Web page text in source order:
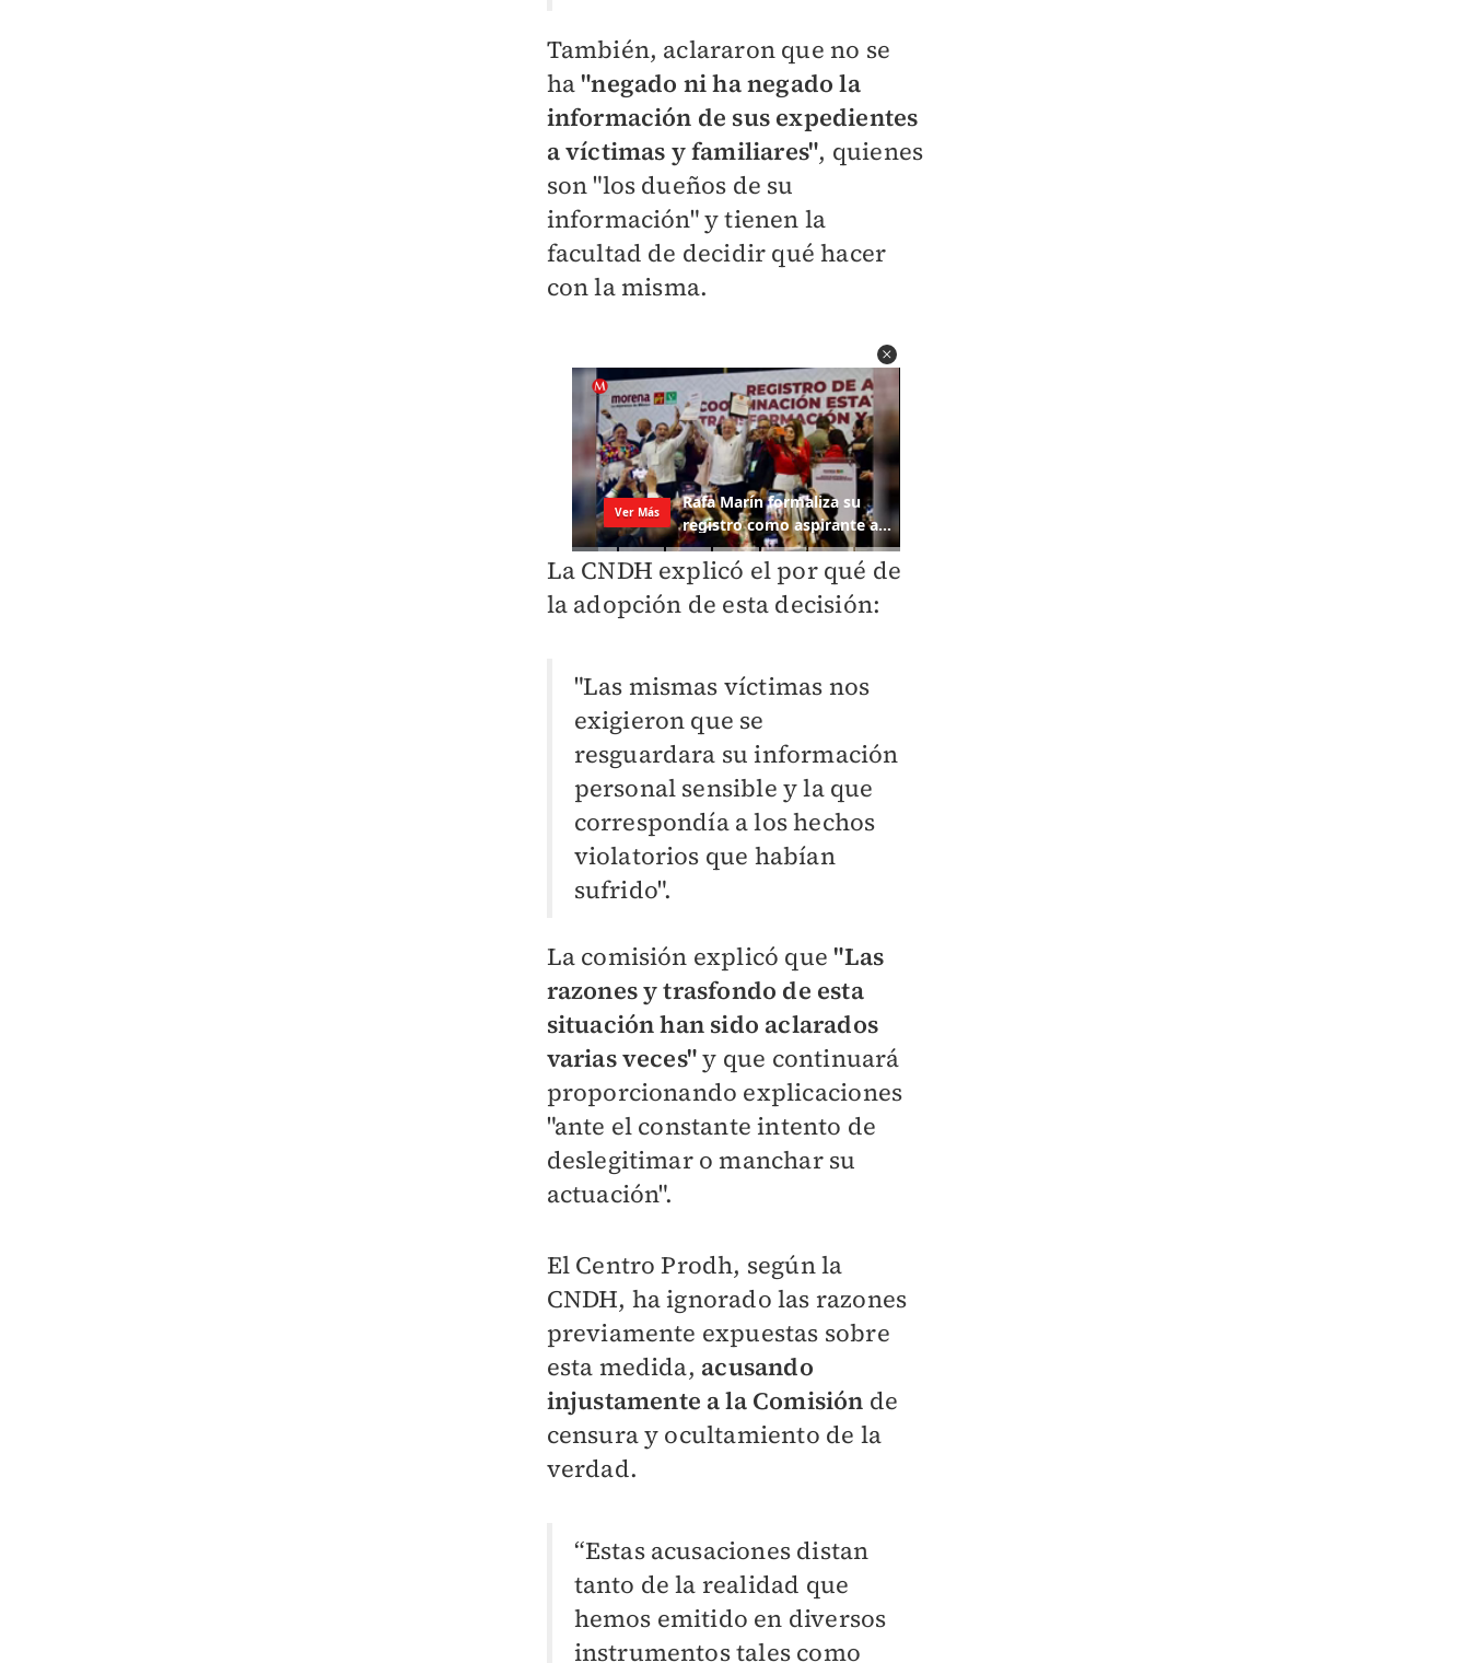
También, aclararon que no se
ha"negado ni ha negado la
información de sus expedientes
a víctimas y familiares", quienes
son "los dueños de su
información" y tienen la
facultad de decidir qué hacer
con la misma.
La CNDH explicó el por qué de
la adopción de esta decisión:
"Las mismas víctimas nos
exigieron que se
resguardara su información
personal sensible y la que
correspondía a los hechos
violatorios que habían
sufrido".
La comisión explicó que"Las
razones y trasfondo de esta
situación han sido aclarados
varias veces"y que continuará
proporcionando explicaciones
"ante el constante intento de
deslegitimar o manchar su
actuación".
El Centro Prodh, según la
CNDH, ha ignorado las razones
previamente expuestas sobre
esta medida, acusando
injustamente a la Comisión de
censura y ocultamiento de la
verdad.
“Estas acusaciones distan
tanto de la realidad que
hemos emitido en diversos
instrumentos tales como